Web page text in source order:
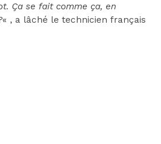
Ça se fait comme ça, en
« , a lâché le technicien français